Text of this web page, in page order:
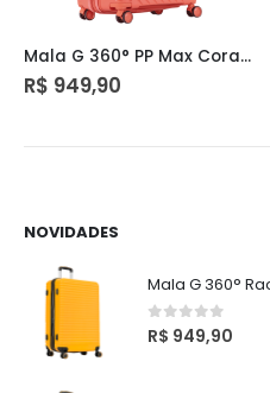
Mala G 360° PP Max Coral – Sestini
R$ 949,90
NOVIDADES
Mala G 360°
0out of 5
R$ 949,90